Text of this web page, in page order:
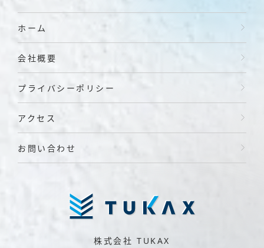
ホーム
会社概要
プライバシーポリシー
アクセス
お問い合わせ
株式会社 TUKAX